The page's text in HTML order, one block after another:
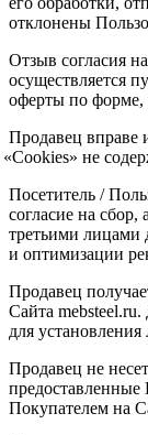
отклонены
Отзыв согласия
осуществляется
оферты по форме,
Продавец вправе
«Cookies» не
Посетитель /
согласие на сбор,
третьими лицами
и оптимизации
Продавец
Сайта
для установления
Продавец не
предоставленные
Покупателем на